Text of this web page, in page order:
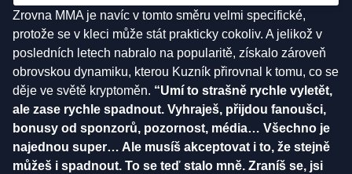
Zrovna MMA je navíc v tomto směru velmi specifické,
protože se v kleci může stát prakticky cokoliv. A jelikož v
posledních letech nabralo na popularitě, získalo zároveň
obrovskou dynamiku, kterou Kuzník přirovnal k tomu, co se
děje ve světě kryptoměn. “Umí to strašně rychle vyletět,
ale zase rychle spadnout. Vyhraješ, přijdou fanoušci,
bonusy od sponzorů, pozornost, média… Všechno je
najednou super… Ale musíš akceptovat i to, že stejně
můžeš i spadnout. To se teď stalo mně. Zraníš se, jsi